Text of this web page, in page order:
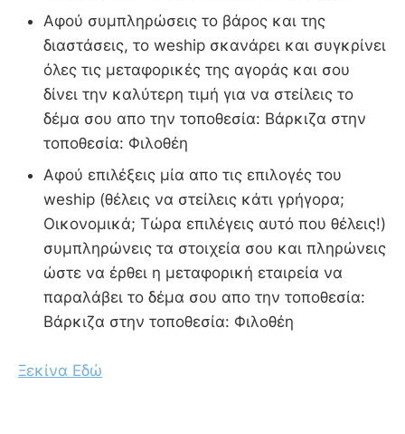
Αφού συμπληρώσεις το βάρος και της
διαστάσεις, το weship σκανάρει και συγκρίνει
όλες τις μεταφορικές της αγοράς και σου
δίνει την καλύτερη τιμή για να στείλεις το
δέμα σου απο την τοποθεσία: Βάρκιζα στην
τοποθεσία: Φιλοθέη
Αφού επιλέξεις μία απο τις επιλογές του
weship (θέλεις να στείλεις κάτι γρήγορα;
Οικονομικά; Τώρα επιλέγεις αυτό που θέλεις!)
συμπληρώνεις τα στοιχεία σου και πληρώνεις
ώστε να έρθει η μεταφορική εταιρεία να
παραλάβει το δέμα σου απο την τοποθεσία:
Βάρκιζα στην τοποθεσία: Φιλοθέη
Ξεκίνα Εδώ